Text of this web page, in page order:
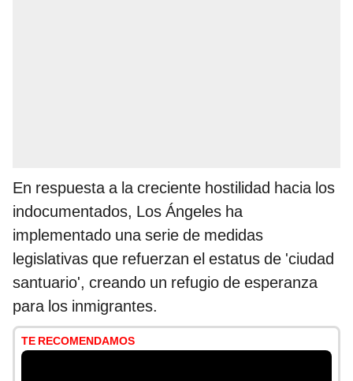
En respuesta a la creciente hostilidad hacia los
indocumentados, Los Ángeles ha
implementado una serie de medidas
legislativas que refuerzan el estatus de 'ciudad
santuario', creando un refugio de esperanza
para los inmigrantes.
TE RECOMENDAMOS